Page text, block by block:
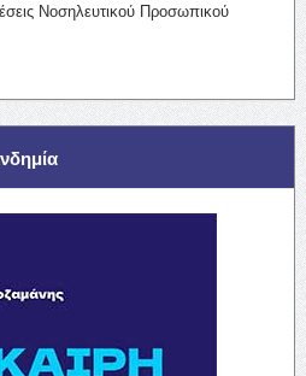
Νοσηλευτικού Προσωπικού